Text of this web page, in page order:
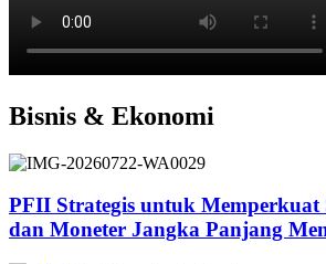
Bisnis & Ekonomi
PFII Strategis untuk
dan Moneter Jangka Panjang